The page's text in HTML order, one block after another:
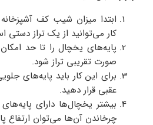
ابتدا میزان شیب کف
کار می‌توانید از یک تراز دستی
پایه‌های یخچال را تا حد
صورت تقریبی تراز شود.
برای این کار باید پایه‌های
عقبی قرار دهید.
بیشتر یخچال‌ها دارای
چرخاندن آن‌ها می‌توان ارتفاع